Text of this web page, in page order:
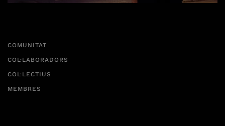
COMUNITAT
COL·LABORADORS
COL·LECTIUS
MEMBRES